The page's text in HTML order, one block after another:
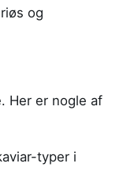
og
Her er nogle af
typer i